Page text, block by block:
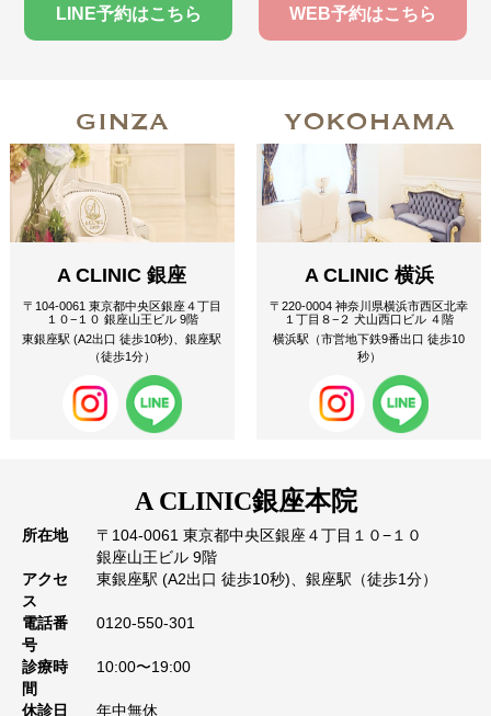
LINE予約はこちら WEB予約はこちら
GINZA
A CLINIC 銀座
〒104-0061 東京都中央区銀座４丁目
１０−１０ 銀座山王ビル 9階
東銀座駅 (A2出口 徒歩10秒)、銀座駅
（徒歩1分）
YOKOHAMA
A CLINIC 横浜
〒220-0004 神奈川県横浜市西区北幸
１丁目８−２ 犬山西口ビル ４階
横浜駅（市営地下鉄9番出口 徒歩10
秒）
A CLINIC銀座本院
所在地
〒104-0061 東京都中央区銀座４丁目１０−１０
銀座山王ビル 9階
アクセ
ス
東銀座駅 (A2出口 徒歩10秒)、銀座駅（徒歩1分）
電話番
号
0120-550-301
診療時
間
10:00〜19:00
休診日
年中無休